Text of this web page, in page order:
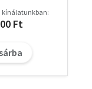
kínálatunkban:
Ft